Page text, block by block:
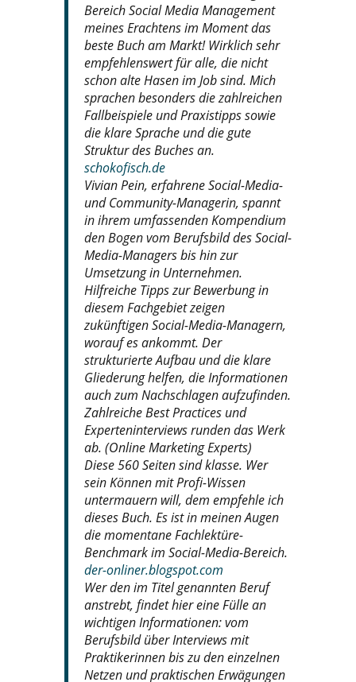
Bereich Social Media Management
meines Erachtens im Moment das
beste Buch am Markt! Wirklich sehr
empfehlenswert für alle, die nicht
schon alte Hasen im Job sind. Mich
sprachen besonders die zahlreichen
Fallbeispiele und Praxistipps sowie
die klare Sprache und die gute
Struktur des Buches an.
schokofisch.de
Vivian Pein, erfahrene Social-Media-
und Community-Managerin, spannt
in ihrem umfassenden Kompendium
den Bogen vom Berufsbild des Social-
Media-Managers bis hin zur
Umsetzung in Unternehmen.
Hilfreiche Tipps zur Bewerbung in
diesem Fachgebiet zeigen
zukünftigen Social-Media-Managern,
worauf es ankommt. Der
strukturierte Aufbau und die klare
Gliederung helfen, die Informationen
auch zum Nachschlagen aufzufinden.
Zahlreiche Best Practices und
Experteninterviews runden das Werk
ab. (Online Marketing Experts)
Diese 560 Seiten sind klasse. Wer
sein Können mit Profi-Wissen
untermauern will, dem empfehle ich
dieses Buch. Es ist in meinen Augen
die momentane Fachlektüre-
Benchmark im Social-Media-Bereich.
der-onliner.blogspot.com
Wer den im Titel genannten Beruf
anstrebt, findet hier eine Fülle an
wichtigen Informationen: vom
Berufsbild über Interviews mit
Praktikerinnen bis zu den einzelnen
Netzen und praktischen Erwägungen